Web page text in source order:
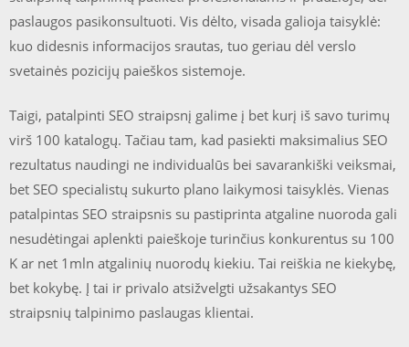
paslaugos pasikonsultuoti. Vis dėlto, visada galioja taisyklė:
kuo didesnis informacijos srautas, tuo geriau dėl verslo
svetainės pozicijų paieškos sistemoje.
Taigi, patalpinti SEO straipsnį galime į bet kurį iš savo turimų
virš 100 katalogų. Tačiau tam, kad pasiekti maksimalius SEO
rezultatus naudingi ne individualūs bei savarankiški veiksmai,
bet SEO specialistų sukurto plano laikymosi taisyklės. Vienas
patalpintas SEO straipsnis su pastiprinta atgaline nuoroda gali
nesudėtingai aplenkti paieškoje turinčius konkurentus su 100
K ar net 1mln atgalinių nuorodų kiekiu. Tai reiškia ne kiekybę,
bet kokybę. Į tai ir privalo atsižvelgti užsakantys SEO
straipsnių talpinimo paslaugas klientai.